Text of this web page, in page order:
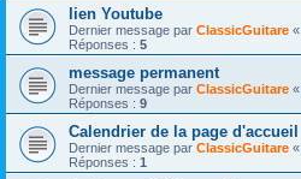
lien Youtube
Dernier message par ClassicGuitare «
Réponses : 5
message permanent
Dernier message par ClassicGuitare «
Réponses : 9
Calendrier de la page d'accueil
Dernier message par ClassicGuitare «
Réponses : 1